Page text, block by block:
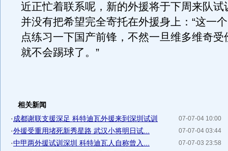
近正忙着联系呢，新的外援将于下周来队试
并没有把希望完全寄托在外援身上：“这一
点练习一下国产前锋，不然一旦维多维奇受
就不会踢球了。”
相关新闻
07-07-04 10:00
·成都谢联支援深足 科特迪瓦外援来到深圳试训
07-07-04 03:44
·外援受重用堵死新秀星路 武汉小将明日试...
07-07-03 23:58
·中甲两外援试训深圳 科特迪瓦人自称曾入...